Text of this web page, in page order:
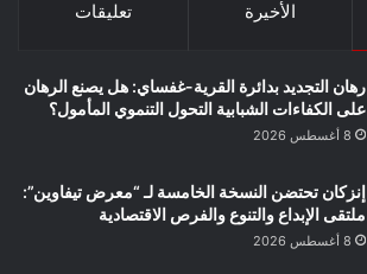
الأخيرة تعليقات
رهان التجديد بدائرة القرية-غفساي: هل يصنع الرهان
على الكفاءات الشبابية التحول التنموي المأمول؟
8 أغسطس 2026
إنزكان تحتضن النسخة الخامسة لـ “معرض تيفاوين”:
ملتقى الإبداع والتنوع والفرص الاقتصادية
8 أغسطس 2026